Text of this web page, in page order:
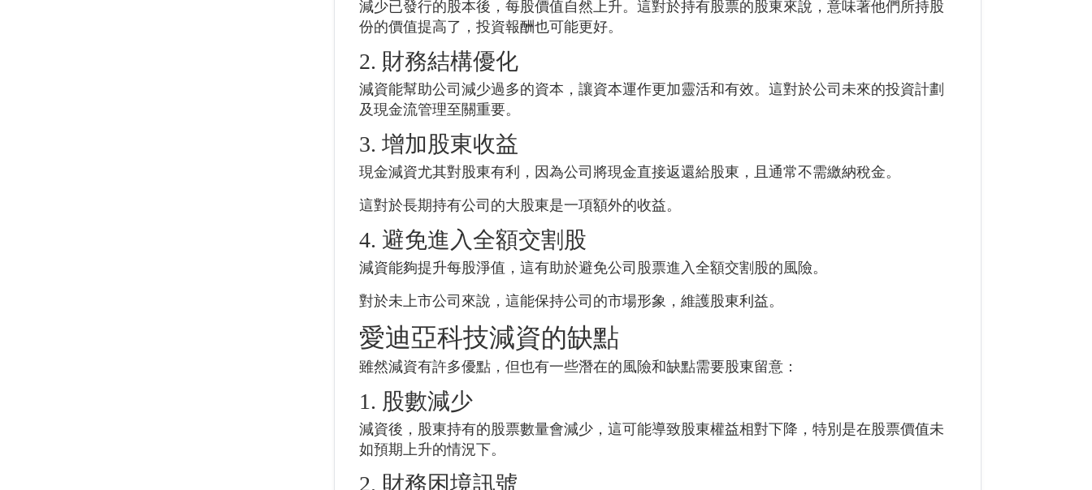
減少已發行的股本後，每股價值自然上升。這對於持有股票的股東來說，意味著他們所持股
份的價值提高了，投資報酬也可能更好。
2. 財務結構優化
減資能幫助公司減少過多的資本，讓資本運作更加靈活和有效。這對於公司未來的投資計劃
及現金流管理至關重要。
3. 增加股東收益
現金減資尤其對股東有利，因為公司將現金直接返還給股東，且通常不需繳納稅金。
這對於長期持有公司的大股東是一項額外的收益。
4. 避免進入全額交割股
減資能夠提升每股淨值，這有助於避免公司股票進入全額交割股的風險。
對於未上市公司來說，這能保持公司的市場形象，維護股東利益。
愛迪亞科技減資的缺點
雖然減資有許多優點，但也有一些潛在的風險和缺點需要股東留意：
1. 股數減少
減資後，股東持有的股票數量會減少，這可能導致股東權益相對下降，特別是在股票價值未
如預期上升的情況下。
2. 財務困境訊號